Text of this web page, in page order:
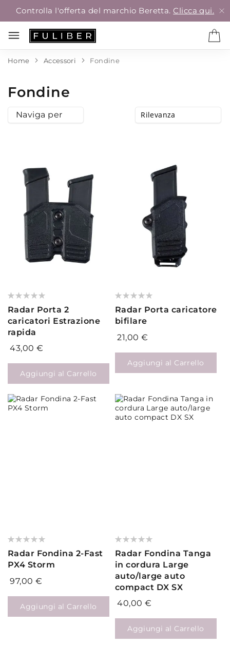
Controlla l'offerta del marchio Beretta.Clicca qui.
Home Accessori Fondine
Fondine
Valutazione:
Radar Porta 2
caricatori Estrazione
rapida
43,00 €
Aggiungi al Carrello
Valutazione:
Radar Porta caricatore
bifilare
21,00 €
Aggiungi al Carrello
Valutazione:
Radar Fondina 2-Fast
PX4 Storm
97,00 €
Aggiungi al Carrello
Valutazione:
Radar Fondina Tanga
in cordura Large
auto/large auto
compact DX SX
40,00 €
Aggiungi al Carrello
Naviga per